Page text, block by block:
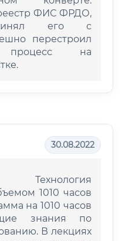
ФИС ФРДО,
его с
перестроил
процесс на
30.08.2022
1010 часов
на 1010 часов
знания по
В лекциях